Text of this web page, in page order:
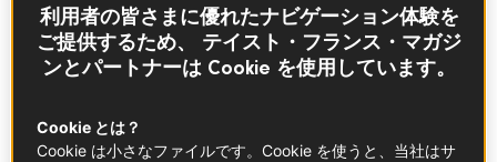
利用者の皆さまに優れたナビゲーション体験を
ご提供するため、 テイスト・フランス・マガジ
ンとパートナーは Cookie を使用しています。
Cookie とは？
Cookie は小さなファイルです。Cookie を使うと、当社はサ